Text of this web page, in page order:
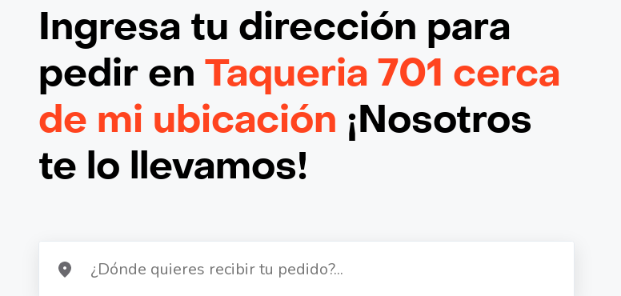
Ingresa tu dirección para
pedir en Taqueria 701 cerca
de mi ubicación ¡Nosotros
te lo llevamos!